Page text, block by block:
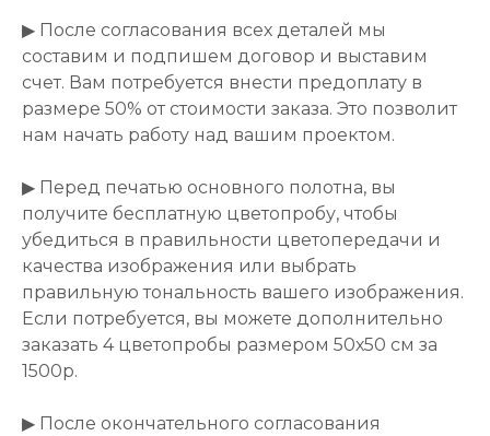
▶ После согласования всех деталей мы
составим и подпишем договор и выставим
счет. Вам потребуется внести предоплату в
размере 50% от стоимости заказа. Это позволит
нам начать работу над вашим проектом.
▶ Перед печатью основного полотна, вы
получите бесплатную цветопробу, чтобы
убедиться в правильности цветопередачи и
качества изображения или выбрать
правильную тональность вашего изображения.
Если потребуется, вы можете дополнительно
заказать 4 цветопробы размером 50х50 см за
1500р.
▶ После окончательного согласования